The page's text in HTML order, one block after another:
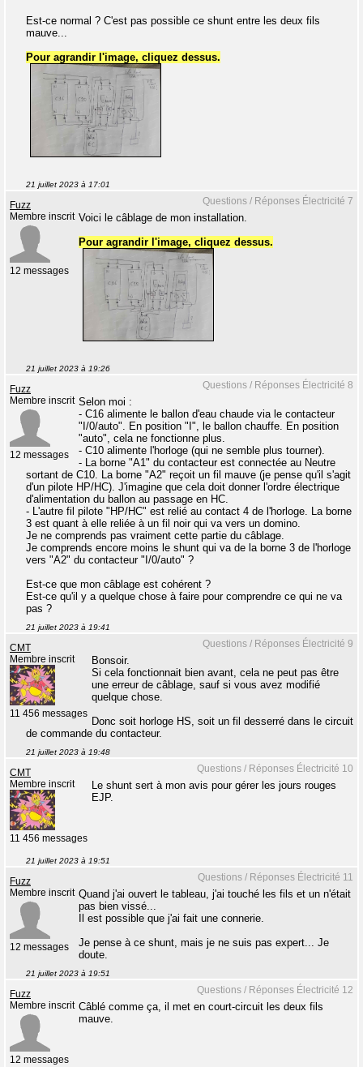
Est-ce normal ? C'est pas possible ce shunt entre les deux fils
mauve...
Pour agrandir l'image, cliquez dessus.
21 juillet 2023 à 17:01
Questions / Réponses Électricité 7
Fuzz
Membre inscrit
12 messages
Voici le câblage de mon installation.
Pour agrandir l'image, cliquez dessus.
21 juillet 2023 à 19:26
Questions / Réponses Électricité 8
Fuzz
Membre inscrit
12 messages
Selon moi :
- C16 alimente le ballon d'eau chaude via le contacteur
"I/0/auto". En position "I", le ballon chauffe. En position
"auto", cela ne fonctionne plus.
- C10 alimente l'horloge (qui ne semble plus tourner).
- La borne "A1" du contacteur est connectée au Neutre
sortant de C10. La borne "A2" reçoit un fil mauve (je pense qu'il s'agit
d'un pilote HP/HC). J'imagine que cela doit donner l'ordre électrique
d'alimentation du ballon au passage en HC.
- L'autre fil pilote "HP/HC" est relié au contact 4 de l'horloge. La borne
3 est quant à elle reliée à un fil noir qui va vers un domino.
Je ne comprends pas vraiment cette partie du câblage.
Je comprends encore moins le shunt qui va de la borne 3 de l'horloge
vers "A2" du contacteur "I/0/auto" ?
Est-ce que mon câblage est cohérent ?
Est-ce qu'il y a quelque chose à faire pour comprendre ce qui ne va
pas ?
21 juillet 2023 à 19:41
Questions / Réponses Électricité 9
CMT
Membre inscrit
11 456 messages
Bonsoir.
Si cela fonctionnait bien avant, cela ne peut pas être
une erreur de câblage, sauf si vous avez modifié
quelque chose.
Donc soit horloge HS, soit un fil desserré dans le circuit
de commande du contacteur.
21 juillet 2023 à 19:48
Questions / Réponses Électricité 10
CMT
Membre inscrit
11 456 messages
Le shunt sert à mon avis pour gérer les jours rouges
EJP.
21 juillet 2023 à 19:51
Questions / Réponses Électricité 11
Fuzz
Membre inscrit
12 messages
Quand j'ai ouvert le tableau, j'ai touché les fils et un n'était
pas bien vissé...
Il est possible que j'ai fait une connerie.
Je pense à ce shunt, mais je ne suis pas expert... Je
doute.
21 juillet 2023 à 19:51
Questions / Réponses Électricité 12
Fuzz
Membre inscrit
12 messages
Câblé comme ça, il met en court-circuit les deux fils
mauve.